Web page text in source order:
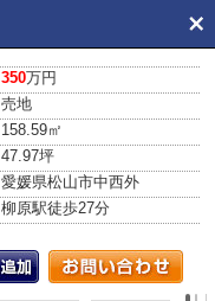
350万円
売地
158.59㎡
47.97坪
愛媛県松山市中西外
柳原駅徒歩27分